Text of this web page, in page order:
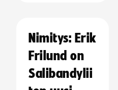
Nimitys: Erik
Frilund on
Salibandylii